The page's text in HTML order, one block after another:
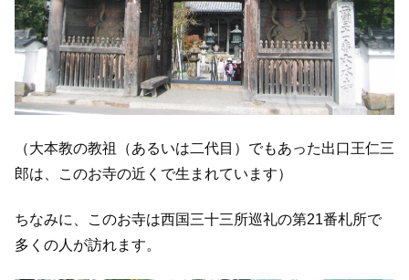
（大本教の教祖（あるいは二代目）でもあった出口王仁三
郎は、このお寺の近くで生まれています）
ちなみに、このお寺は西国三十三所巡礼の第21番札所で
多くの人が訪れます。